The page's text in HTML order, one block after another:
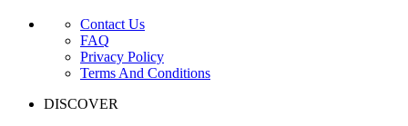
Contact Us
FAQ
Privacy Policy
Terms And Conditions
DISCOVER